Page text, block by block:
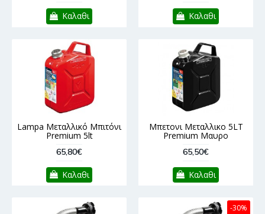
Καλαθι Καλαθι
Lampa Μεταλλικό Μπιτόνι
Premium 5lt
65,80€
Καλαθι
Μπετονι Μεταλλικο 5LT
Premium Μαυρο
65,50€
Καλαθι
-30%